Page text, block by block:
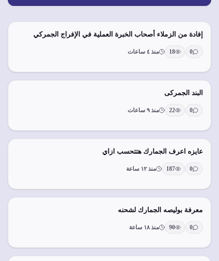
إفادة من الزملاء أصحاب الخبرة العملية في الإفراج الجمركي
0
18 منذ ٤ ساعات
البند الجمركى
0
22 منذ ٩ ساعات
عايزه اعرف الجمارك هتتحسب ازاي
0
187 منذ ١٢ ساعة
معرفة بوليصه الجمارك لشحنه
0
90 منذ ١٨ ساعة